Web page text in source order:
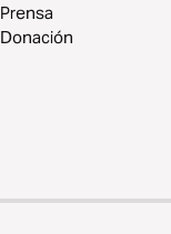
Prensa
Donación